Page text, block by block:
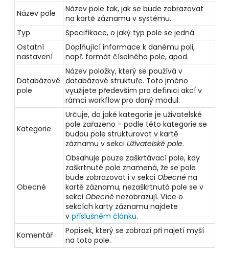
Název pole
Název pole tak, jak se bude zobrazovat
na kartě záznamu v systému.
Typ
Specifikace, o jaký typ pole se jedná.
Ostatní
nastavení
Doplňující informace k danému poli,
např. formát číselného pole, apod.
Databázové
pole
Název položky, který se používá v
databázové struktuře. Toto jméno
využijete především pro definici akcí v
rámci workflow pro daný modul.
Kategorie
Určuje, do jaké kategorie je uživatelské
pole zařazeno - podle této kategorie se
budou pole strukturovat v kartě
záznamu v sekci Uživatelské pole.
Obecné
Obsahuje pouze zaškrtávací pole, kdy
zaškrtnuté pole znamená, že se pole
bude zobrazovat i v sekciObecné na
kartě záznamu, nezaškrtnutá pole se v
sekciObecné nezobrazují. Více o
sekcích karty záznamu najdete
vpříslušném článku.
Komentář
Popisek, který se zobrazí při najetí myší
na toto pole.